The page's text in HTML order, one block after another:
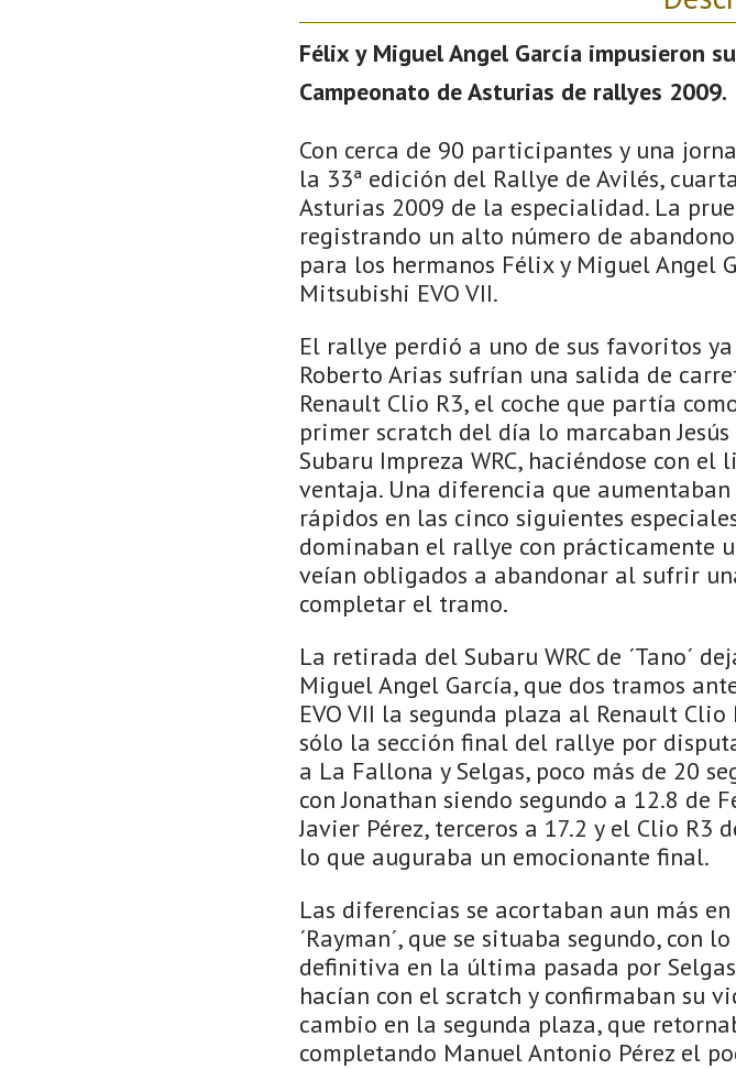
Félix y Miguel Angel García impusieron
Campeonato de Asturias de rallyes 2009.
Con cerca de 90 participantes y una
la 33ª edición del Rallye de Avilés,
Asturias 2009 de la especialidad. La
registrando un alto número de
para los hermanos Félix y Miguel Angel
Mitsubishi EVO VII.
El rallye perdió a uno de sus favoritos
Roberto Arias sufrían una salida de
Renault Clio R3, el coche que partía
primer scratch del día lo marcaban
Subaru Impreza WRC, haciéndose con
ventaja. Una diferencia que
rápidos en las cinco siguientes
dominaban el rallye con prácticamente
veían obligados a abandonar al sufrir
completar el tramo.
La retirada del Subaru WRC de ´Tano´
Miguel Angel García, que dos tramos
EVO VII la segunda plaza al Renault Clio
sólo la sección final del rallye por
a La Fallona y Selgas, poco más de 20
con Jonathan siendo segundo a 12.8 de
Javier Pérez, terceros a 17.2 y el Clio R3
lo que auguraba un emocionante final.
Las diferencias se acortaban aun más
´Rayman´, que se situaba segundo, con
definitiva en la última pasada por
hacían con el scratch y confirmaban su
cambio en la segunda plaza, que
completando Manuel Antonio Pérez el